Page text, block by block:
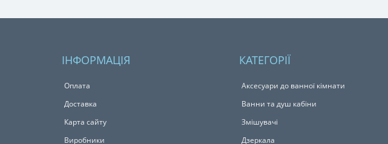
ІНФОРМАЦІЯ
Оплата
Доставка
Карта сайту
Виробники
КАТЕГОРІЇ
Аксесуари до ванної кімнати
Ванни та душ кабіни
Змішувачі
Дзеркала